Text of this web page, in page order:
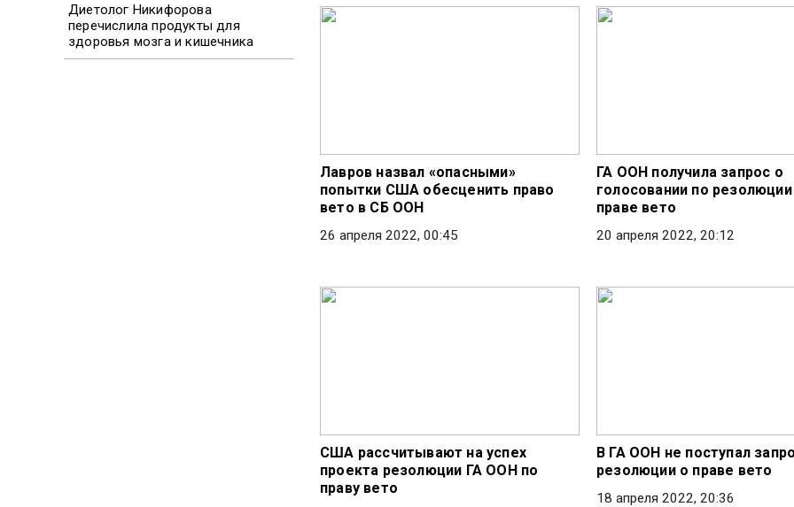
Диетолог Никифорова
перечислила продукты для
здоровья мозга и кишечника
Лавров назвал «опасными»
попытки США обесценить право
вето в СБ ООН
26 апреля 2022, 00:45
ГА ООН получила запрос о
голосовании по резолюции
праве вето
20 апреля 2022, 20:12
США рассчитывают на успех
проекта резолюции ГА ООН по
праву вето
В ГА ООН не поступал
резолюции о праве вето
18 апреля 2022, 20:36